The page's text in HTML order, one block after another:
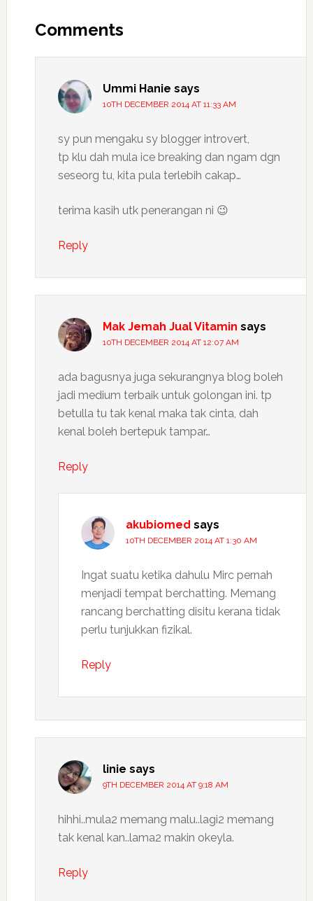
Interactions
Comments
Ummi Hanie says
10TH DECEMBER 2014 AT 11:33 AM
sy pun mengaku sy blogger introvert,
tp klu dah mula ice breaking dan ngam dgn
seseorg tu, kita pula terlebih cakap…
terima kasih utk penerangan ni 😉
Reply
Mak Jemah Jual Vitamin says
10TH DECEMBER 2014 AT 12:07 AM
ada bagusnya juga sekurangnya blog boleh
jadi medium terbaik untuk golongan ini. tp
betulla tu tak kenal maka tak cinta, dah
kenal boleh bertepuk tampar…
Reply
akubiomed says
10TH DECEMBER 2014 AT 1:30 AM
Ingat suatu ketika dahulu Mirc pernah
menjadi tempat berchatting. Memang
rancang berchatting disitu kerana tidak
perlu tunjukkan fizikal.
Reply
linie says
9TH DECEMBER 2014 AT 9:18 AM
hihhi..mula2 memang malu..lagi2 memang
tak kenal kan..lama2 makin okeyla.
Reply